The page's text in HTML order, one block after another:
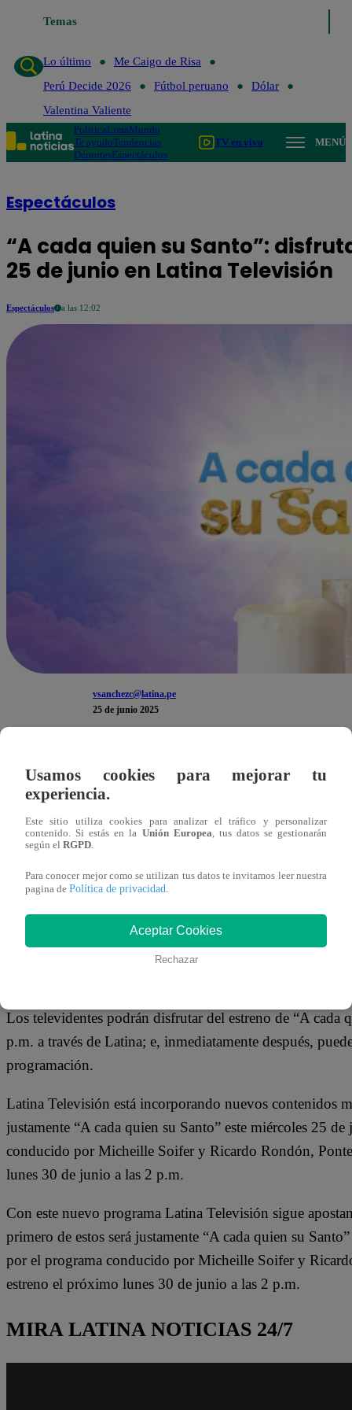
Temas
Lo último
Me Caigo de Risa
Perú Decide 2026
Fútbol peruano
Dólar
Valentina Valiente
PolíticaLimaMundo
Te ayudoTendencias
DeportesEspectáculos
TV en vivo MENÚ
Espectáculos
“A cada quien su Santo”:
25 de junio en Latina Televisión
Espectáculos a las 12:02
vsanchezc@latina.pe
25 de junio 2025
“A cada quien su Santo“ , la nueva novela de
de los televidentes. “Ellos nunca te fallan. Están para
¿Cuándo se estrena “A cada quien su
miércoles 25 de junio a través de la señal de Latina
Los televidentes podrán disfrutar del estreno de “A cada
p.m. a través de Latina; e, inmediatamente después,
programación.
Latina Televisión está incorporando nuevos contenidos
justamente “A cada quien su Santo” este miércoles 25
conducido por Micheille Soifer y Ricardo Rondón,
lunes 30 de junio a las 2 p.m.
Con este nuevo programa Latina Televisión sigue
primero de estos será justamente “A cada quien su
por el programa conducido por Micheille Soifer y
estreno el próximo lunes 30 de junio a las 2 p.m.
MIRA LATINA NOTICIAS 24/7
Usamos cookies para mejorar tu
experiencia.
Este sitio utiliza cookies para analizar el tráfico y personalizar
contenido. Si estás en la Unión Europea, tus datos se gestionarán
según el RGPD.
Para conocer mejor como se utilizan tus datos te invitamos leer nuestra
pagina de Política de privacidad.
Aceptar Cookies
Rechazar